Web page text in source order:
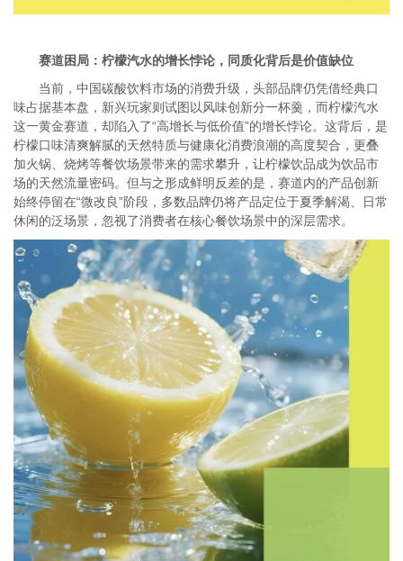
赛道困局：柠檬汽水的增长悖论，同质化背后是价值缺位
当前，中国碳酸饮料市场的消费升级，头部品牌仍凭借经典口
味占据基本盘，新兴玩家则试图以风味创新分一杯羹，而柠檬汽水
这一黄金赛道，却陷入了“高增长与低价值”的增长悖论。这背后，是
柠檬口味清爽解腻的天然特质与健康化消费浪潮的高度契合，更叠
加火锅、烧烤等餐饮场景带来的需求攀升，让柠檬饮品成为饮品市
场的天然流量密码。但与之形成鲜明反差的是，赛道内的产品创新
始终停留在“微改良”阶段，多数品牌仍将产品定位于夏季解渴、日常
休闲的泛场景，忽视了消费者在核心餐饮场景中的深层需求。